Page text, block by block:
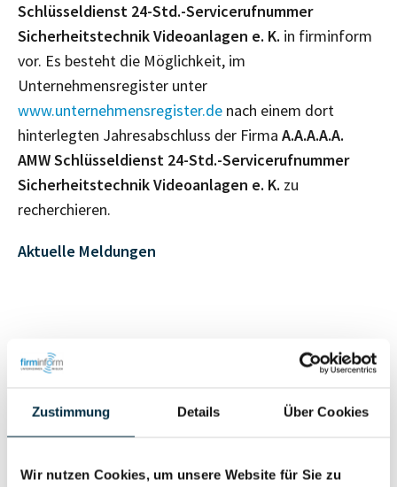
Zustimmung Details Über Cookies
Wir nutzen Cookies, um unsere Website für Sie zu
Schlüsseldienst 24-Std.-Servicerufnummer
Sicherheitstechnik Videoanlagen e. K. in firminform
vor. Es besteht die Möglichkeit, im
Unternehmensregister unter
www.unternehmensregister.de nach einem dort
hinterlegten Jahresabschluss der Firma A.A.A.A.A.
AMW Schlüsseldienst 24-Std.-Servicerufnummer
Sicherheitstechnik Videoanlagen e. K. zu
recherchieren.
Aktuelle Meldungen
Personen im Unternehmen
Inhaber (1)
Für registrierte